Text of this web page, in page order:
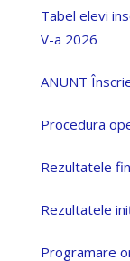
Tabel elevi
V-a 2026
ANUNT
Procedura
Rezultatele
Rezultatele
Programare